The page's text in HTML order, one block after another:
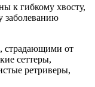
к гибкому хвосту,
заболеванию
страдающими от
сеттеры,
ретриверы,